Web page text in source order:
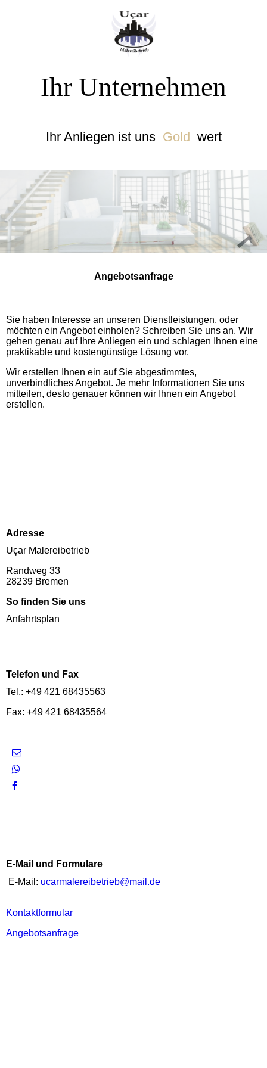
Ihr Unternehmen
Ihr Anliegen ist uns Gold wert
Angebotsanfrage
Sie haben Interesse an unseren Dienstleistungen, oder
möchten ein Angebot einholen? Schreiben Sie uns an. Wir
gehen genau auf Ihre Anliegen ein und schlagen Ihnen eine
praktikable und kostengünstige Lösung vor.
Wir erstellen Ihnen ein auf Sie abgestimmtes,
unverbindliches Angebot. Je mehr Informationen Sie uns
mitteilen, desto genauer können wir Ihnen ein Angebot
erstellen.
Adresse
Uçar Malereibetrieb
Randweg 33
28239 Bremen
So finden Sie uns
Anfahrtsplan
Telefon und Fax
Tel.: +49 421 68435563
Fax: +49 421 68435564
E-Mail und Formulare
E-Mail: ucarmalereibetrieb@mail.de
Kontaktformular
Angebotsanfrage